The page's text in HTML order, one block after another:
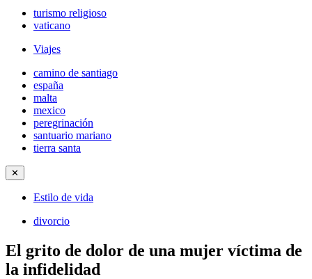
turismo religioso
vaticano
Viajes
camino de santiago
españa
malta
mexico
peregrinación
santuario mariano
tierra santa
✕
Estilo de vida
divorcio
El grito de dolor de una mujer víctima de
la infidelidad